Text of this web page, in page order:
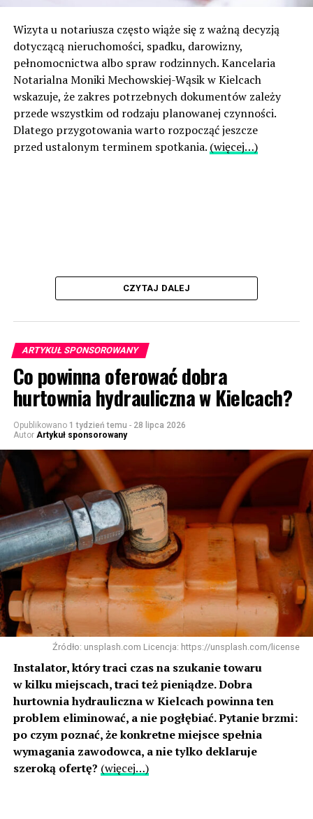
Wizyta u notariusza często wiąże się z ważną decyzją
dotyczącą nieruchomości, spadku, darowizny,
pełnomocnictwa albo spraw rodzinnych. Kancelaria
Notarialna Moniki Mechowskiej-Wąsik w Kielcach
wskazuje, że zakres potrzebnych dokumentów zależy
przede wszystkim od rodzaju planowanej czynności.
Dlatego przygotowania warto rozpocząć jeszcze
przed ustalonym terminem spotkania. (więcej…)
CZYTAJ DALEJ
ARTYKUŁ SPONSOROWANY
Co powinna oferować dobra
hurtownia hydrauliczna w Kielcach?
Opublikowano 1 tydzień temu - 28 lipca 2026
Autor Artykuł sponsorowany
Źródło: unsplash.com Licencja: https://unsplash.com/license
Instalator, który traci czas na szukanie towaru
w kilku miejscach, traci też pieniądze. Dobra
hurtownia hydrauliczna w Kielcach powinna ten
problem eliminować, a nie pogłębiać. Pytanie brzmi:
po czym poznać, że konkretne miejsce spełnia
wymagania zawodowca, a nie tylko deklaruje
szeroką ofertę? (więcej…)